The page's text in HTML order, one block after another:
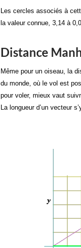
Les cercles associés à
la valeur connue, 3,14 à
Distance
Même pour un oiseau, la
du monde, où le vol est
pour voler, mieux vaut
La longueur d’un vecteur